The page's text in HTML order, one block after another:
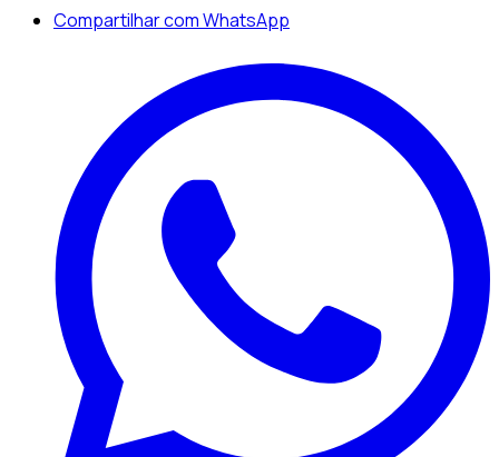
Compartilhar com WhatsApp